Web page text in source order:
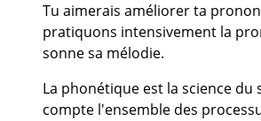
Tu aimerais améliorer ta
pratiquons intensivement la
sonne sa mélodie.
La phonétique est la science
compte l'ensemble des